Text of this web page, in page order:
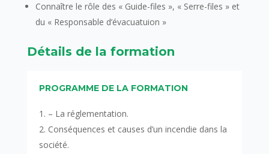
Connaître le rôle des « Guide-files », « Serre-files » et
du « Responsable d’évacuatuion »
Détails de la formation
PROGRAMME DE LA FORMATION
– La réglementation.
Conséquences et causes d’un incendie dans la
société.